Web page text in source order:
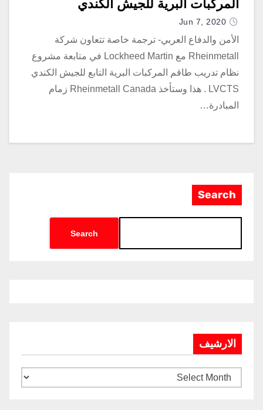
المركبات البرية للجيش الكندي
Jun 7, 2020
الأمن والدفاع العربي- ترجمة خاصة تتعاون شركة
Rheinmetall مع Lockheed Martin في متابعة مشروع
نظام تدريب طاقم المركبات البرية التابع للجيش الكندي
LVCTS . هذا وستأخذ Rheinmetall Canada زمام
المبادرة…
Search
Search
الارشيف